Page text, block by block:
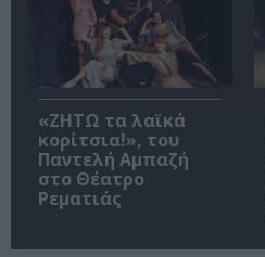
«ΖΗΤΩ τα λαϊκά
κορίτσια!», του
Παντελή Αμπαζή
στο Θέατρο
Ρεματιάς